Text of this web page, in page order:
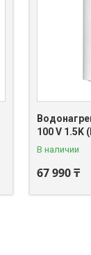
100 V 1.5K
В наличии
67 990 ₸